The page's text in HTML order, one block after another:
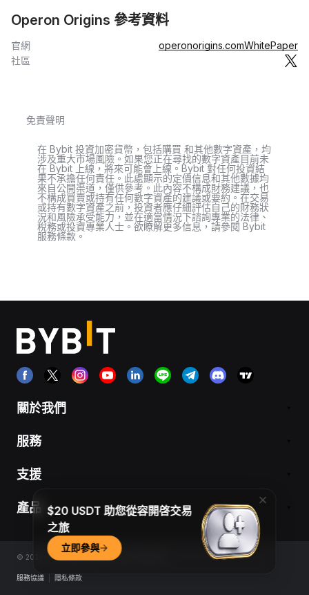
Operon Origins 參考資料
官網 operonorigins.comWhitePaper
社區
免責聲明
在 Bybit 投資加密貨幣，包括購買 和其他數字資產，均
涉及重大市場風險。如果您正在尋找的數字資產目前未
在 Bybit 上線，將來可能會上線。Bybit 對任何投資結
果不承擔任何責任。此處顯示的定價信息和其他數據均
來自公開渠道，僅供參考。此內容不構成財務建議，也
不構成買賣或持有任何數字資產的建議或要約。在交易
或持有數字資產之前，投資者應仔細評估自己的財務狀
況和風險承受能力，並在適當情況下諮詢專業的法律、
稅務或投資專業人士。欲瞭解更多信息，請參閱 Bybit
服務條款。
關於我們
服務
支援
產品
© 2018-2026 Bybit.com. All rights reserved.
服務協議 隱私條款
$20 USDT 助您從容開啓交易
之旅
立即參與